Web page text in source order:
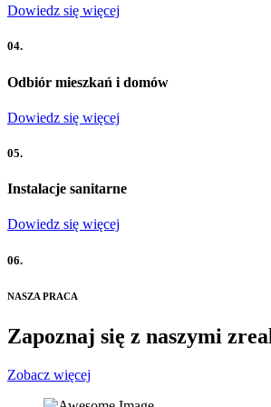
Dowiedz się więcej
04.
Odbiór mieszkań i domów
Dowiedz się więcej
05.
Instalacje sanitarne
Dowiedz się więcej
06.
NASZA PRACA
Zapoznaj się z naszymi
Zobacz więcej